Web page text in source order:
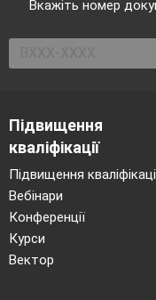
Вкажіть номер
Підвищення
кваліфікації
Підвищення
Вебінари
Конференції
Курси
Вектор